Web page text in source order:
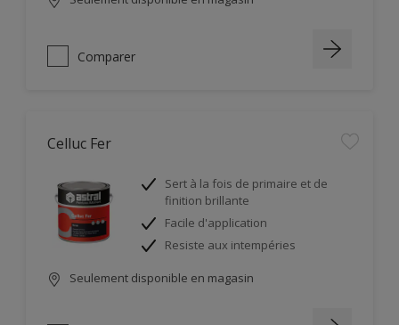
Comparer
Celluc Fer
Sert à la fois de primaire et de
finition brillante
Facile d'application
Resiste aux intempéries
Seulement disponible en magasin